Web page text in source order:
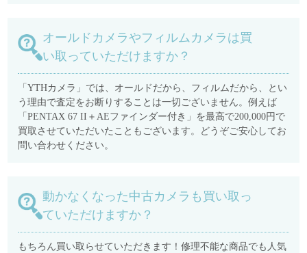
オールドカメラやフィルムカメラは買
い取っていただけますか？
「YTHカメラ」では、オールドだから、フィルムだから、とい
う理由で査定をお断りすることは一切ございません。例えば
「PENTAX 67 II＋AEファインダー付き」を最高で200,000円で
買取させていただいたこともございます。どうぞご安心してお
問い合わせください。
動かなくなった中古カメラも買い取っ
ていただけますか？
もちろん買い取らせていただきます！修理不能な商品でも人気